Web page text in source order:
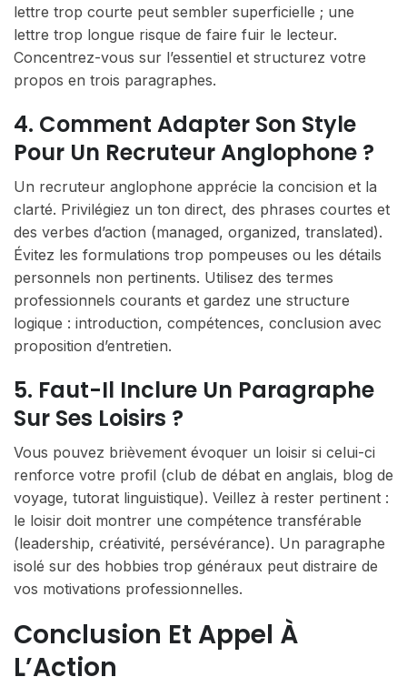
lettre trop courte peut sembler superficielle ; une
lettre trop longue risque de faire fuir le lecteur.
Concentrez-vous sur l’essentiel et structurez votre
propos en trois paragraphes.
4. Comment Adapter Son Style
Pour Un Recruteur Anglophone ?
Un recruteur anglophone apprécie la concision et la
clarté. Privilégiez un ton direct, des phrases courtes et
des verbes d’action (managed, organized, translated).
Évitez les formulations trop pompeuses ou les détails
personnels non pertinents. Utilisez des termes
professionnels courants et gardez une structure
logique : introduction, compétences, conclusion avec
proposition d’entretien.
5. Faut-Il Inclure Un Paragraphe
Sur Ses Loisirs ?
Vous pouvez brièvement évoquer un loisir si celui-ci
renforce votre profil (club de débat en anglais, blog de
voyage, tutorat linguistique). Veillez à rester pertinent :
le loisir doit montrer une compétence transférable
(leadership, créativité, persévérance). Un paragraphe
isolé sur des hobbies trop généraux peut distraire de
vos motivations professionnelles.
Conclusion Et Appel À
L’Action